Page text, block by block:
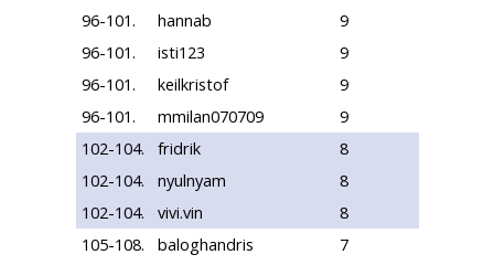
96-101.
hannab
9
96-101.
isti123
9
96-101.
keilkristof
9
96-101.
mmilan070709
9
102-104.
fridrik
8
102-104.
nyulnyam
8
102-104.
vivi.vin
8
105-108.
baloghandris
7